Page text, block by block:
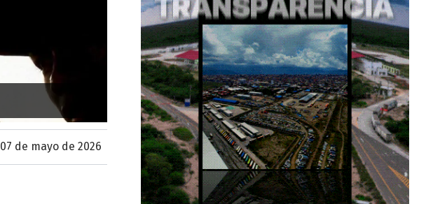
de mayo de 2026